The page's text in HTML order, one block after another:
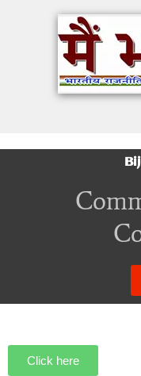
Click here